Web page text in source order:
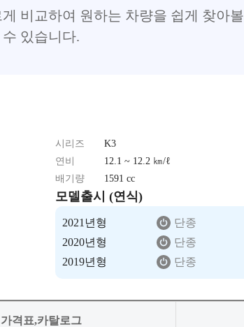
비교하여 원하는 차량을 쉽게 찾아볼
수 있습니다.
시리즈 K3
연비
12.1 ~ 12.2 ㎞/ℓ
배기량
1591 cc
모델출시 (연식)
2021년형 단종
2020년형
단종
2019년형
단종
가격표,카탈로그